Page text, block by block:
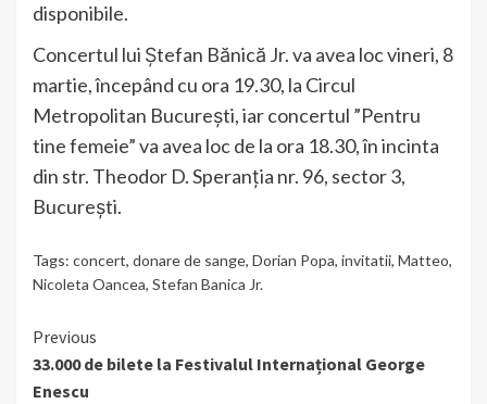
disponibile.
Concertul lui Ștefan Bănică Jr. va avea loc vineri, 8
martie, începând cu ora 19.30, la Circul
Metropolitan București, iar concertul ”Pentru
tine femeie” va avea loc de la ora 18.30, în incinta
din str. Theodor D. Speranția nr. 96, sector 3,
București.
Tags: concert, donare de sange, Dorian Popa, invitatii, Matteo,
Nicoleta Oancea, Stefan Banica Jr.
Continue
Reading
Previous
33.000 de bilete la Festivalul Internațional George
Enescu